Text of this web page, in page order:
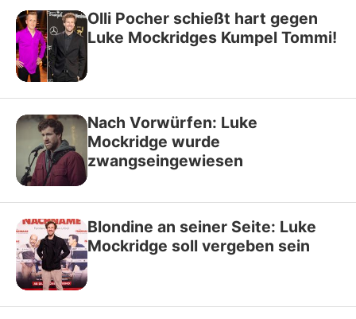
Olli Pocher schießt hart gegen
Luke Mockridges Kumpel Tommi!
Nach Vorwürfen: Luke
Mockridge wurde
zwangseingewiesen
Blondine an seiner Seite: Luke
Mockridge soll vergeben sein